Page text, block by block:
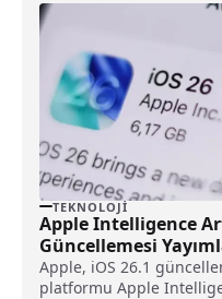
TEKNOLOJI
Apple Intelligence
Güncellemesi
Apple, iOS 26.1
platformu Apple